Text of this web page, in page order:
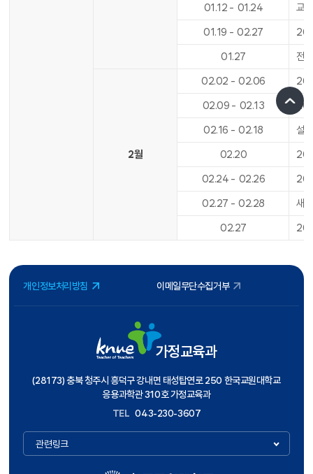
01.12 - 01.24
교
01.19 - 02.27
01.27 전
2월
02.02 - 02.06
02.09 - 02.13
02.16 - 02.18
설
02.20
02.24 - 02.26
02.27 - 02.28
새
02.27
개인정보처리방침 이메일무단수집거부
가정교육과
(28173) 충북 청주시 흥덕구 강내면 태성탑연로 250 한국교원대학교
응용과학관 310호 가정교육과
TEL 043-230-3607
관련링크